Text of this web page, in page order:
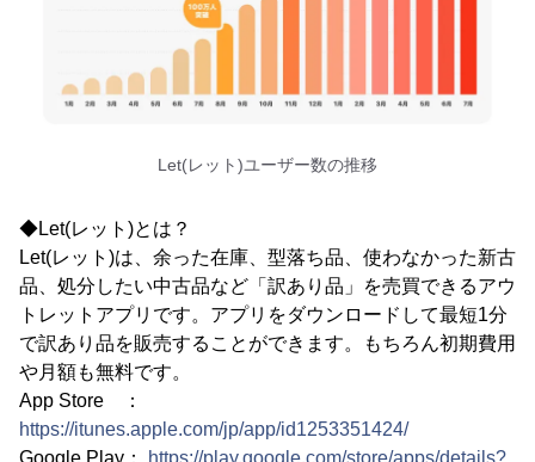
Let(レット)ユーザー数の推移
◆Let(レット)とは？
Let(レット)は、余った在庫、型落ち品、使わなかった新古
品、処分したい中古品など「訳あり品」を売買できるアウ
トレットアプリです。アプリをダウンロードして最短1分
で訳あり品を販売することができます。もちろん初期費用
や月額も無料です。
App Store ：
https://itunes.apple.com/jp/app/id1253351424/
Google Play：
https://play.google.com/store/apps/details?